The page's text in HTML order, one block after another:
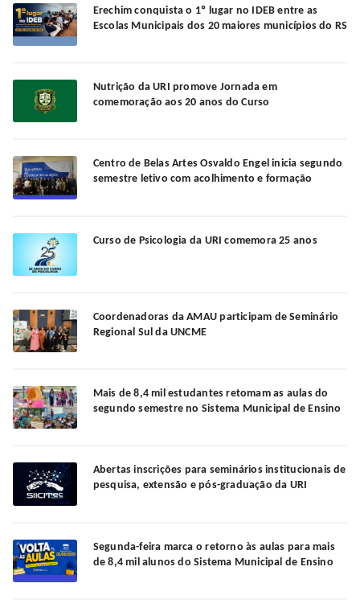
Erechim conquista o 1º lugar no IDEB entre as
Escolas Municipais dos 20 maiores municípios do RS
Nutrição da URI promove Jornada em
comemoração aos 20 anos do Curso
Centro de Belas Artes Osvaldo Engel inicia segundo
semestre letivo com acolhimento e formação
Curso de Psicologia da URI comemora 25 anos
Coordenadoras da AMAU participam de Seminário
Regional Sul da UNCME
Mais de 8,4 mil estudantes retomam as aulas do
segundo semestre no Sistema Municipal de Ensino
Abertas inscrições para seminários institucionais de
pesquisa, extensão e pós-graduação da URI
Segunda-feira marca o retorno às aulas para mais
de 8,4 mil alunos do Sistema Municipal de Ensino